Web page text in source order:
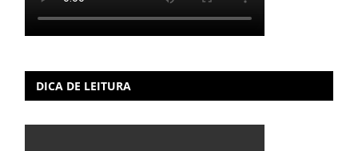
DICA DE LEITURA